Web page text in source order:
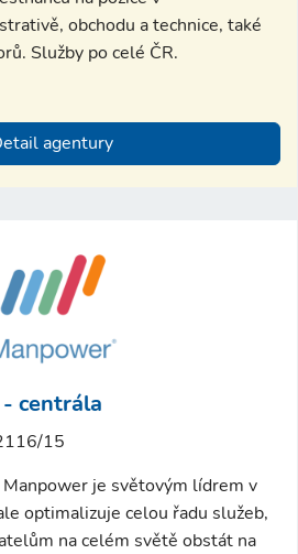
obchodu a technice, také
Služby po celé ČR.
agentury
centrála
15
je světovým lídrem v
optimalizuje celou řadu služeb,
na celém světě obstát na